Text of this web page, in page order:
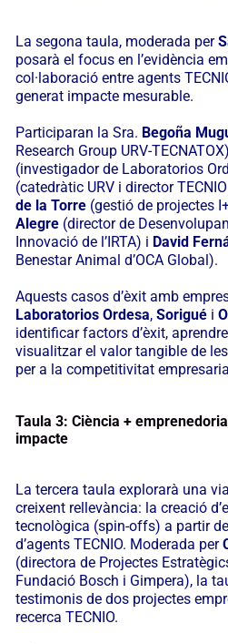
La segona taula, moderada per
posarà el focus en l’evidència
col·laboració entre agents
generat impacte mesurable.
Participaran la Sra. Begoña
Research Group URV-
(investigador de Laboratorios
(catedràtic URV i director
de la Torre (gestió de projectes
Alegre (director de
Innovació de l’IRTA) i David
Benestar Animal d’OCA Global).
Aquests casos d’èxit amb
Laboratorios Ordesa,Sorigué i
identificar factors d’èxit,
visualitzar el valor tangible de
per a la competitivitat
Taula 3: Ciència +
impacte
La tercera taula explorarà una
creixent rellevància: la creació
tecnològica (spin-offs) a partir
d’agents TECNIO. Moderada per
(directora de Projectes
Fundació Bosch i Gimpera), la
testimonis de dos projectes
recerca TECNIO.